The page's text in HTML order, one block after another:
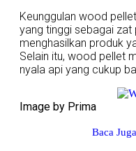
Keunggulan wood
yang tinggi sebagai
menghasilkan produk
Selain itu, wood pellet
nyala api yang cukup
Image by Prima
Baca